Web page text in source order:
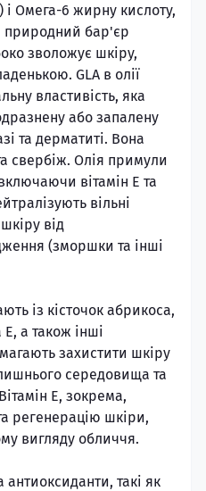
і Омега-6 жирну кислоту,
природний бар'єр
зволожує шкіру,
GLA в олії
властивість, яка
або запалену
та дерматиті. Вона
свербіж. Олія примули
вітамін Е та
вільні
від
(зморшки та інші
із кісточок абрикоса,
Е, а також інші
захистити шкіру
середовища та
Е, зокрема,
регенерацію шкіри,
вигляду обличчя.
антиоксиданти, такі як